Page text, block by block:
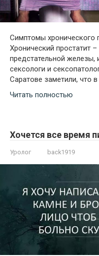
Симптомы хронического
Хронический простатит
предстательной железы,
сексологи и
Саратове заметили, что
Читать полностью
Хочется все время
Уролог back1919